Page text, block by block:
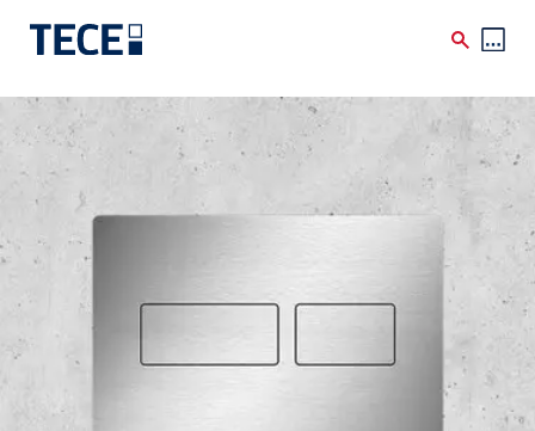
Skip to main content